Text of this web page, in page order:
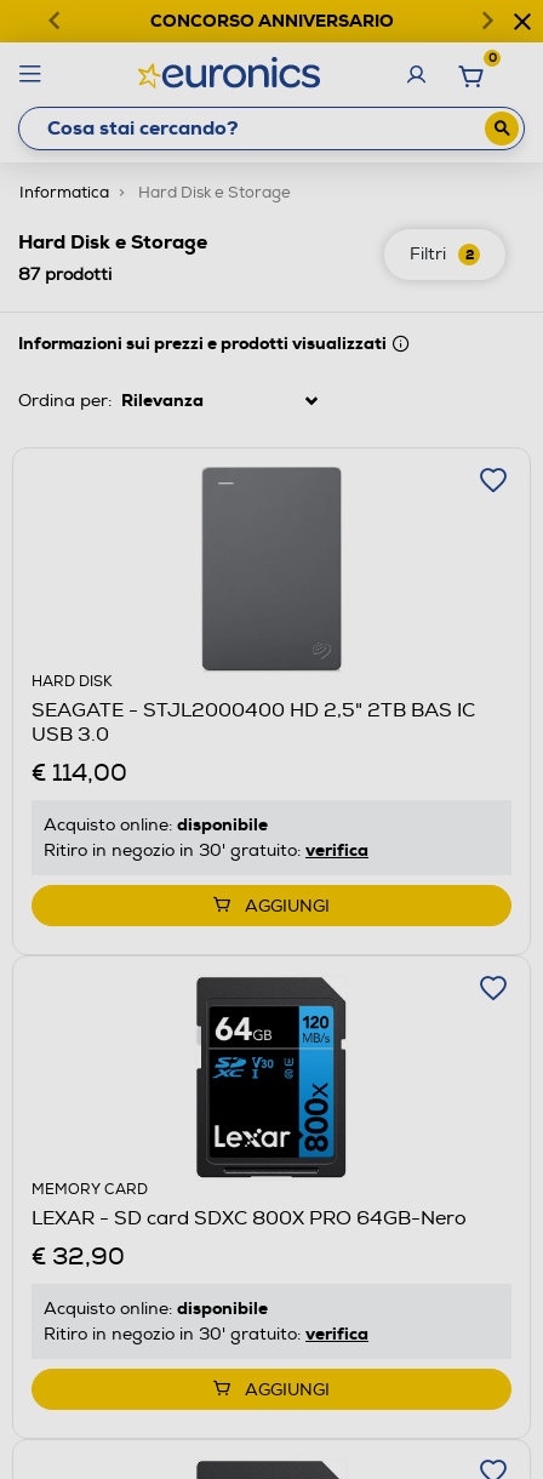
CONCORSO ANNIVERSARIO
0
Informatica Hard Disk e Storage
Filtri 2
Hard Disk e Storage
87prodotti
Informazioni sui prezzi e prodotti visualizzati
Ordina per:
HARD DISK
SEAGATE - STJL2000400 HD 2,5" 2TB BAS IC
USB 3.0
€ 114,00
Acquisto online: disponibile
Ritiro in negozio in 30' gratuito: verifica
AGGIUNGI
MEMORY CARD
LEXAR - SD card SDXC 800X PRO 64GB-Nero
€ 32,90
Acquisto online: disponibile
Ritiro in negozio in 30' gratuito: verifica
AGGIUNGI